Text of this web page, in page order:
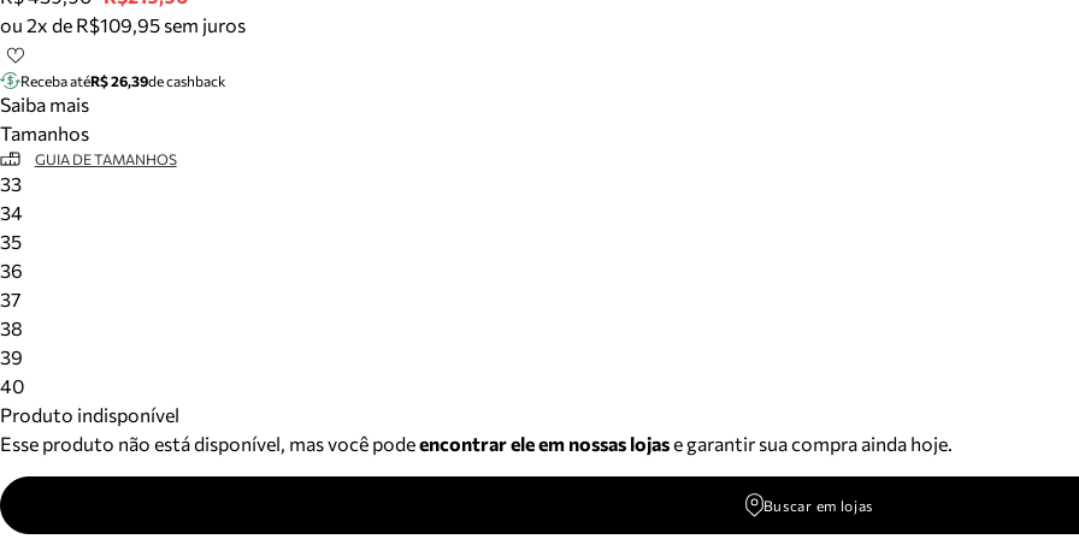
ou 2x de R$109,95 sem juros
Receba atéR$ 26,39de cashback
Saiba mais
Tamanhos
GUIA DE TAMANHOS
33
34
35
36
37
38
39
40
Produto indisponível
Esse produto não está disponível, mas você podeencontrar ele em nossas lojase garantir sua compra ainda hoje.
Buscar em lojas